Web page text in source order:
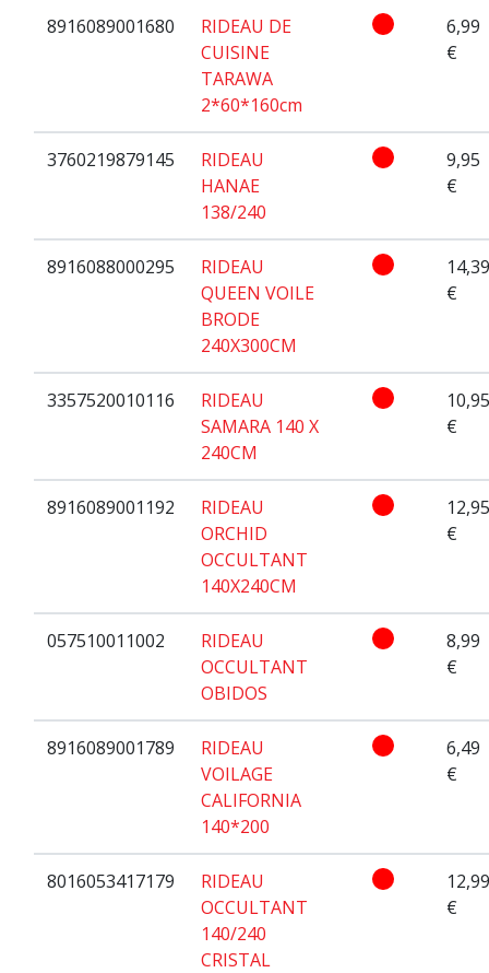
8916089001680
RIDEAU DE
CUISINE
TARAWA
2*60*160cm
6,99
€
3760219879145
RIDEAU
HANAE
138/240
9,95
€
8916088000295
RIDEAU
QUEEN VOILE
BRODE
240X300CM
14,39
€
3357520010116
RIDEAU
SAMARA 140 X
240CM
10,95
€
8916089001192
RIDEAU
ORCHID
OCCULTANT
140X240CM
12,95
€
057510011002
RIDEAU
OCCULTANT
OBIDOS
8,99
€
8916089001789
RIDEAU
VOILAGE
CALIFORNIA
140*200
6,49
€
8016053417179
RIDEAU
OCCULTANT
140/240
CRISTAL
12,99
€